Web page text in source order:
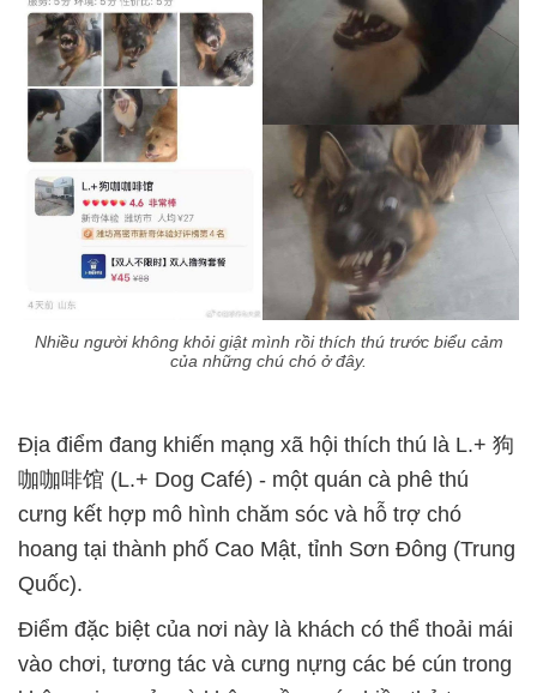
Nhiều người không khỏi giật mình rồi thích thú trước biểu cảm
của những chú chó ở đây.
Địa điểm đang khiến mạng xã hội thích thú là L.+ 狗
咖咖啡馆 (L.+ Dog Café) - một quán cà phê thú
cưng kết hợp mô hình chăm sóc và hỗ trợ chó
hoang tại thành phố Cao Mật, tỉnh Sơn Đông (Trung
Quốc).
Điểm đặc biệt của nơi này là khách có thể thoải mái
vào chơi, tương tác và cưng nựng các bé cún trong